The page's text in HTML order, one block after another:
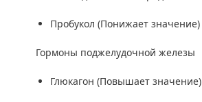
Пробукол (Понижает значение)
Гормоны поджелудочной железы
Глюкагон (Повышает значение)